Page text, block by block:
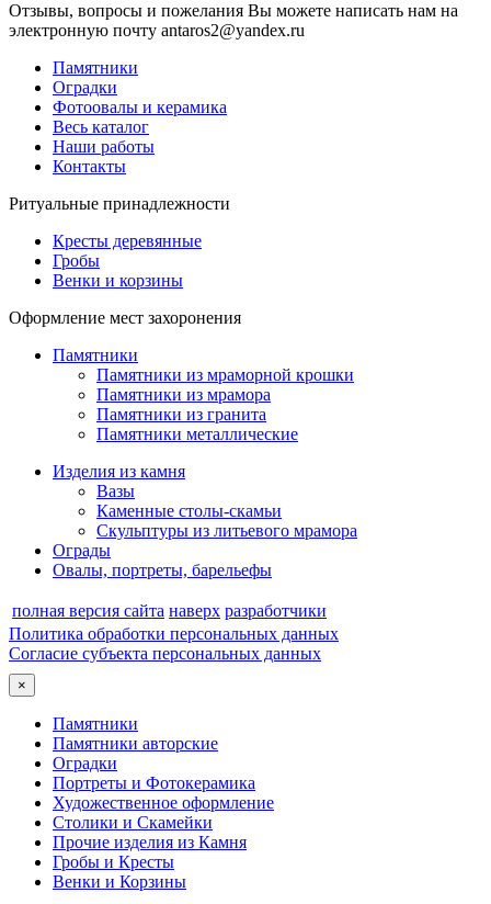
Отзывы, вопросы и пожелания Вы можете написать нам на
электронную почту antaros2@yandex.ru
Памятники
Оградки
Фотоовалы и керамика
Весь каталог
Наши работы
Контакты
Ритуальные принадлежности
Кресты деревянные
Гробы
Венки и корзины
Оформление мест захоронения
Памятники
Памятники из мраморной крошки
Памятники из мрамора
Памятники из гранита
Памятники металлические
Изделия из камня
Вазы
Каменные столы-скамьи
Скульптуры из литьевого мрамора
Ограды
Овалы, портреты, барельефы
полная версия сайта наверх разработчики
Политика обработки персональных данных
Согласие субъекта персональных данных
×
Памятники
Памятники авторские
Оградки
Портреты и Фотокерамика
Художественное оформление
Столики и Скамейки
Прочие изделия из Камня
Гробы и Кресты
Венки и Корзины